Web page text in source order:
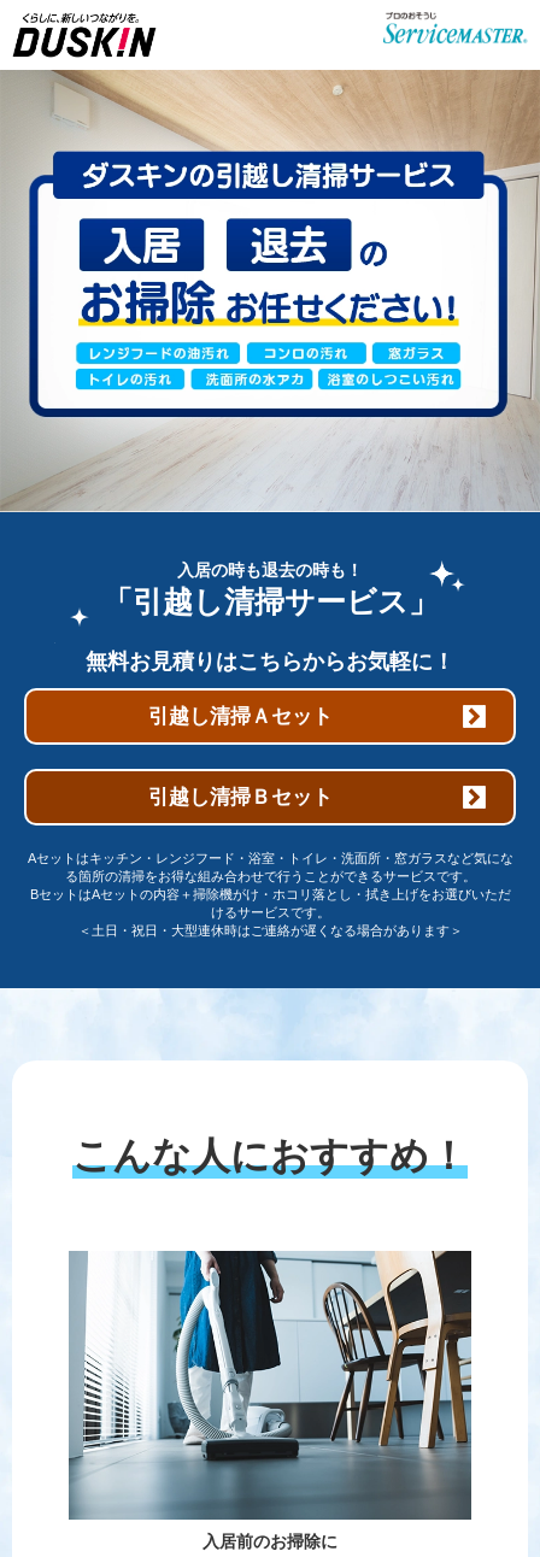
入居の時も退去の時も！
「引越し清掃サービス」
無料お見積りはこちらからお気軽に！
引越し清掃Ａセット
引越し清掃Ｂセット
Aセットはキッチン・レンジフード・浴室・トイレ・洗面所・窓ガラスなど気にな
る箇所の清掃をお得な組み合わせで行うことができるサービスです。
BセットはAセットの内容＋掃除機がけ・ホコリ落とし・拭き上げをお選びいただ
けるサービスです。
＜土日・祝日・大型連休時はご連絡が遅くなる場合があります＞
こんな人におすすめ！
入居前のお掃除に